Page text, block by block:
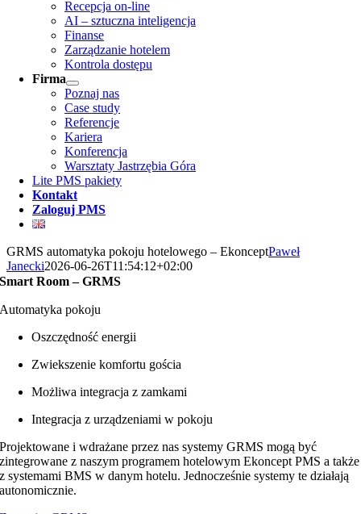
Recepcja on-line
AI – sztuczna inteligencja
Finanse
Zarządzanie hotelem
Kontrola dostępu
Firma
Poznaj nas
Case study
Referencje
Kariera
Konferencja
Warsztaty Jastrzębia Góra
Lite PMS pakiety
Kontakt
Zaloguj PMS
GRMS automatyka pokoju hotelowego – EkonceptPaweł
Janecki2026-06-26T11:54:12+02:00
Smart Room – GRMS
Automatyka pokoju
Oszczędność energii
Zwiekszenie komfortu gościa
Możliwa integracja z zamkami
Integracja z urządzeniami w pokoju
Projektowane i wdrażane przez nas systemy GRMS mogą być
zintegrowane z naszym programem hotelowym Ekoncept PMS a także
z systemami BMS w danym hotelu. Jednocześnie systemy te działają
autonomicznie.